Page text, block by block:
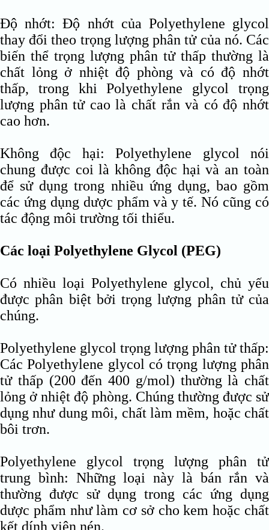
Độ nhớt: Độ nhớt của Polyethylene glycol
thay đổi theo trọng lượng phân tử của nó. Các
biến thể trọng lượng phân tử thấp thường là
chất lỏng ở nhiệt độ phòng và có độ nhớt
thấp, trong khi Polyethylene glycol trọng
lượng phân tử cao là chất rắn và có độ nhớt
cao hơn.
Không độc hại: Polyethylene glycol nói
chung được coi là không độc hại và an toàn
để sử dụng trong nhiều ứng dụng, bao gồm
các ứng dụng dược phẩm và y tế. Nó cũng có
tác động môi trường tối thiểu.
Các loại Polyethylene Glycol (PEG)
Có nhiều loại Polyethylene glycol, chủ yếu
được phân biệt bởi trọng lượng phân tử của
chúng.
Polyethylene glycol trọng lượng phân tử thấp:
Các Polyethylene glycol có trọng lượng phân
tử thấp (200 đến 400 g/mol) thường là chất
lỏng ở nhiệt độ phòng. Chúng thường được sử
dụng như dung môi, chất làm mềm, hoặc chất
bôi trơn.
Polyethylene glycol trọng lượng phân tử
trung bình: Những loại này là bán rắn và
thường được sử dụng trong các ứng dụng
dược phẩm như làm cơ sở cho kem hoặc chất
kết dính viên nén.